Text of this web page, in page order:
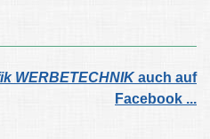
WERBETECHNIKauch auf
Facebook ...